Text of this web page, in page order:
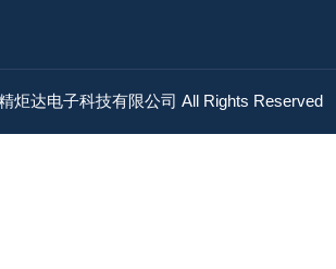
炬达电子科技有限公司 All Rights Reserved